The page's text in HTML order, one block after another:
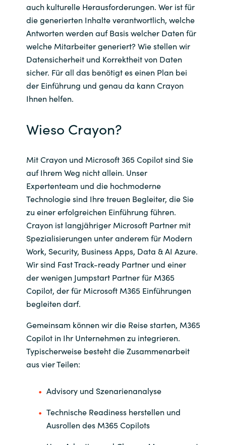
Wieso Crayon?
auch kulturelle Herausforderungen. Wer ist für
die generierten Inhalte verantwortlich, welche
Antworten werden auf Basis welcher Daten für
welche Mitarbeiter generiert? Wie stellen wir
Datensicherheit und Korrektheit von Daten
sicher. Für all das benötigt es einen Plan bei
der Einführung und genau da kann Crayon
Ihnen helfen.
Mit Crayon und Microsoft 365 Copilot sind Sie
auf Ihrem Weg nicht allein. Unser
Expertenteam und die hochmoderne
Technologie sind Ihre treuen Begleiter, die Sie
zu einer erfolgreichen Einführung führen.
Crayon ist langjähriger Microsoft Partner mit
Spezialisierungen unter anderem für Modern
Work, Security, Business Apps, Data & AI Azure.
Wir sind Fast Track-ready Partner und einer
der wenigen Jumpstart Partner für M365
Copilot, der für Microsoft M365 Einführungen
begleiten darf.
Gemeinsam können wir die Reise starten, M365
Copilot in Ihr Unternehmen zu integrieren.
Typischerweise besteht die Zusammenarbeit
aus vier Teilen:
Advisory und Szenarienanalyse
Technische Readiness herstellen und
Ausrollen des M365 Copilots